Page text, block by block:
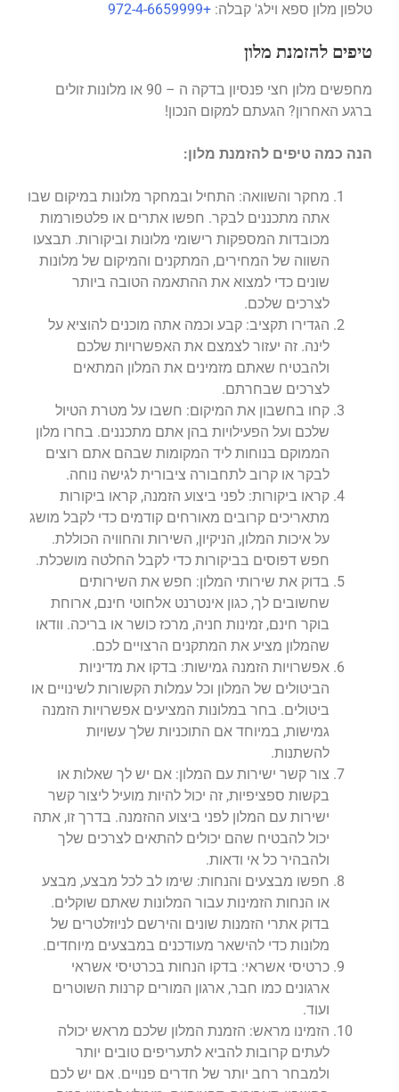
טלפון מלון ספא וילג' קבלה: +972-4-6659999
טיפים להזמנת מלון
מחפשים מלון חצי פנסיון בדקה ה – 90 או מלונות זולים
ברגע האחרון? הגעתם למקום הנכון!
הנה כמה טיפים להזמנת מלון:
מחקר והשוואה: התחיל ובמחקר מלונות במיקום שבו
אתה מתכננים לבקר. חפשו אתרים או פלטפורמות
מכובדות המספקות רישומי מלונות וביקורות. תבצעו
השווה של המחירים, המתקנים והמיקום של מלונות
שונים כדי למצוא את ההתאמה הטובה ביותר
לצרכים שלכם.
הגדירו תקציב: קבע וכמה אתה מוכנים להוציא על
לינה. זה יעזור לצמצם את האפשרויות שלכם
ולהבטיח שאתם מזמינים את המלון המתאים
לצרכים שבחרתם.
קחו בחשבון את המיקום: חשבו על מטרת הטיול
שלכם ועל הפעילויות בהן אתם מתכננים. בחרו מלון
הממוקם בנוחות ליד המקומות שבהם אתם רוצים
לבקר או קרוב לתחבורה ציבורית לגישה נוחה.
קראו ביקורות: לפני ביצוע הזמנה, קראו ביקורות
מתאריכים קרובים מאורחים קודמים כדי לקבל מושג
על איכות המלון, הניקיון, השירות והחוויה הכוללת.
חפש דפוסים בביקורות כדי לקבל החלטה מושכלת.
בדוק את שירותי המלון: חפש את השירותים
שחשובים לך, כגון אינטרנט אלחוטי חינם, ארוחת
בוקר חינם, זמינות חניה, מרכז כושר או בריכה. וודאו
שהמלון מציע את המתקנים הרצויים לכם.
אפשרויות הזמנה גמישות: בדקו את מדיניות
הביטולים של המלון וכל עמלות הקשורות לשינויים או
ביטולים. בחר במלונות המציעים אפשרויות הזמנה
גמישות, במיוחד אם התוכניות שלך עשויות
להשתנות.
צור קשר ישירות עם המלון: אם יש לך שאלות או
בקשות ספציפיות, זה יכול להיות מועיל ליצור קשר
ישירות עם המלון לפני ביצוע ההזמנה. בדרך זו, אתה
יכול להבטיח שהם יכולים להתאים לצרכים שלך
ולהבהיר כל אי ודאות.
חפשו מבצעים והנחות: שימו לב לכל מבצע, מבצע
או הנחות הזמינות עבור המלונות שאתם שוקלים.
בדוק אתרי הזמנות שונים והירשם לניוזלטרים של
מלונות כדי להישאר מעודכנים במבצעים מיוחדים.
כרטיסי אשראי: בדקו הנחות בכרטיסי אשראי
ארגונים כמו חבר, ארגון המורים קרנות השוטרים
ועוד.
הזמינו מראש: הזמנת המלון שלכם מראש יכולה
לעתים קרובות להביא לתעריפים טובים יותר
ולמבחר רחב יותר של חדרים פנויים. אם יש לכם